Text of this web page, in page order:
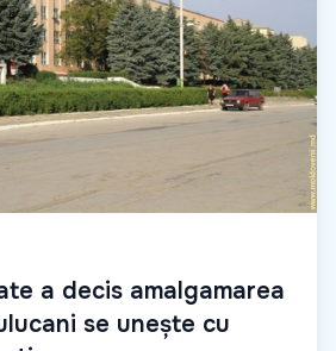
a decis amalgamarea
se unește cu